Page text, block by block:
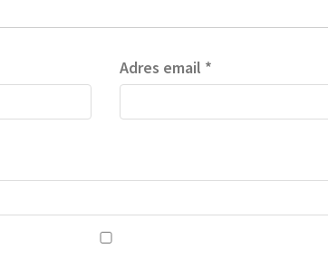
Adres email *